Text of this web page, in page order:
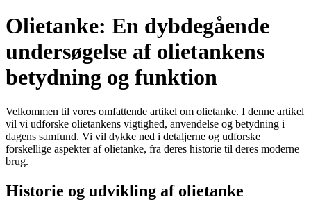
Olietanke: En dybdegående
undersøgelse af olietankens
betydning og funktion
Velkommen til vores omfattende artikel om olietanke. I denne artikel
vil vi udforske olietankens vigtighed, anvendelse og betydning i
dagens samfund. Vi vil dykke ned i detaljerne og udforske
forskellige aspekter af olietanke, fra deres historie til deres moderne
brug.
Historie og udvikling af olietanke